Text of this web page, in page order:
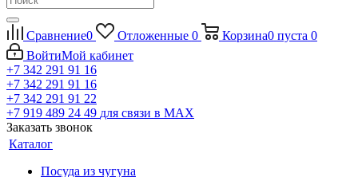
Сравнение0 Отложенные 0 Корзина0 пуста 0
ВойтиМой кабинет
+7 342 291 91 16
+7 342 291 91 16
+7 342 291 91 22
+7 919 489 24 49 для связи в МАХ
Заказать звонок
Каталог
Посуда из чугуна